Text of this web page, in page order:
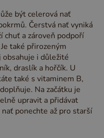
být celerová nať
Čerstvá nať vyniká
chuť a zároveň podpoří
také přirozeným
i důležité
draslík a hořčík. U
také s vitaminem B,
Na začátku je
upravit a přidávat
ponechte až pro starší